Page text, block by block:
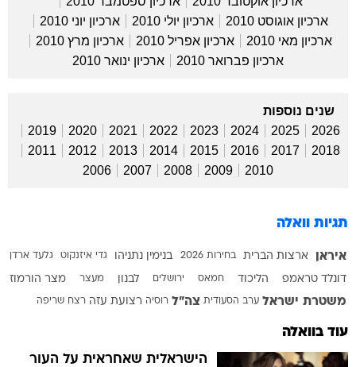
ארכיון אוגוסט 2010
ארכיון יולי 2010
ארכיון יוני 2010
ארכיון מאי 2010
ארכיון אפריל 2010
ארכיון מרץ 2010
ארכיון פברואר 2010
ארכיון ינואר 2010
שנים נוספות
2026
2025
2024
2023
2022
2021
2020
2019
2018
2017
2016
2015
2014
2013
2012
2011
2010
2009
2008
2007
2006
תגיות וואלה
איראן ארצות הברית בחירות 2026 בנימין נתניהו גדי איזנקוט גלעד ארדן
דונלד טראמפ הליכוד חמאס ירושלים לבנון מעצר מצר הורמוז
משטרת ישראל ערב הסעודית צה"ל רוסיה רצועת עזה רצח שריפה
עוד בוואלה
הישראלית שאחראית על העור